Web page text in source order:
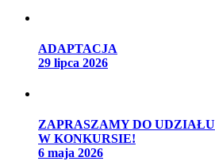
ADAPTACJA
29 lipca 2026
ZAPRASZAMY DO UDZIAŁU
W KONKURSIE!
6 maja 2026